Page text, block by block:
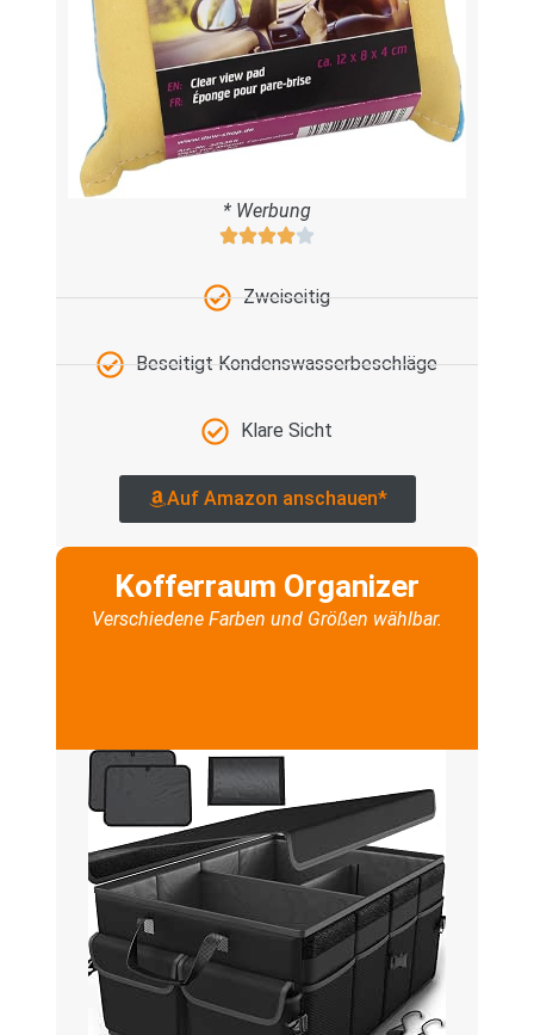
* Werbung
Zweiseitig
Beseitigt Kondenswasserbeschläge
Klare Sicht
Auf Amazon anschauen*
Kofferraum Organizer
Verschiedene Farben und Größen wählbar.